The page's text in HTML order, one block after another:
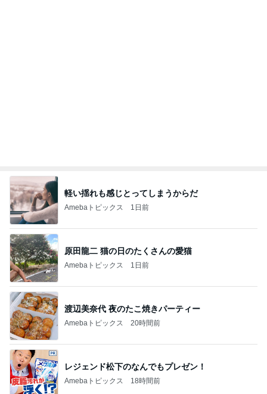
軽い揺れも感じとってしまうからだ
Amebaトピックス 1日前
原田龍二 猫の日のたくさんの愛猫
Amebaトピックス 1日前
渡辺美奈代 夜のたこ焼きパーティー
Amebaトピックス 20時間前
レジェンド松下のなんでもプレゼン！
Amebaトピックス 18時間前